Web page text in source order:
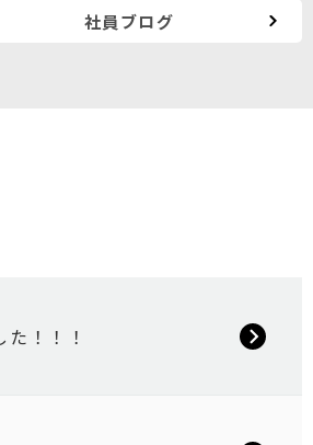
社員ブログ
！！！